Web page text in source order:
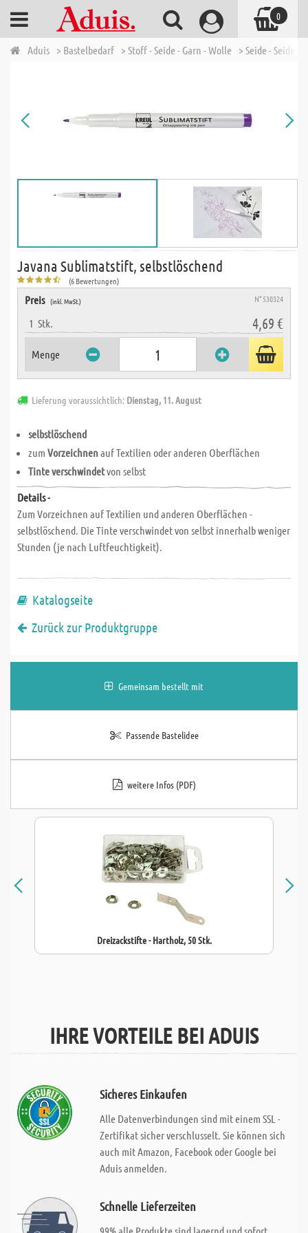
Aduis > Bastelbedarf > Stoff - Seide - Garn - Wolle > Seide -
Javana Sublimatstift, selbstlöschend
(6 Bewertungen)
Preis (inkl. MwSt.) N° 530324
1 Stk. 4,69 €
Menge
Lieferung voraussichtlich: Dienstag, 11. August
selbstlöschend
zum Vorzeichnenauf Textilien oder anderen Oberflächen
Tinte verschwindetvon selbst
Details -
Zum Vorzeichnen auf Textilien und anderen Oberflächen -
selbstlöschend. Die Tinte verschwindet von selbst innerhalb weniger
Stunden (je nach Luftfeuchtigkeit).
Katalogseite
Zurück zur Produktgruppe
Gemeinsam bestellt mit
Passende Bastelidee
weitere Infos (PDF)
Dreizackstifte - Hartholz, 50 Stk.
IHRE VORTEILE BEI ADUIS
Sicheres Einkaufen
Alle Datenverbindungen sind mit einem SSL -
Zertifikat sicher verschlusselt. Sie können sich
auch mit Amazon, Facebook oder Google bei
Aduis anmelden.
Schnelle Lieferzeiten
0